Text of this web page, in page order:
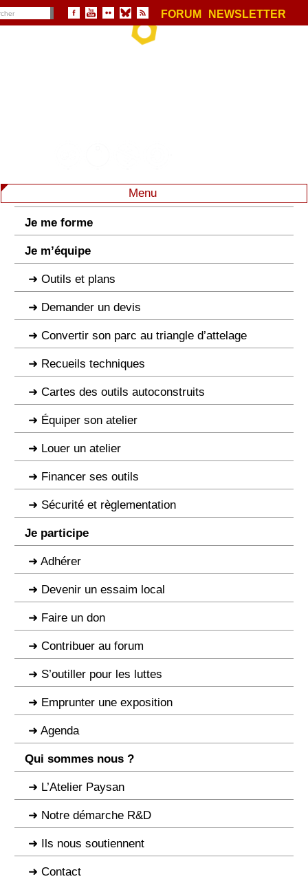
FORUM NEWSLETTER
Menu
Je me forme
Je m’équipe
Outils et plans
Demander un devis
Convertir son parc au triangle d’attelage
Recueils techniques
Cartes des outils autoconstruits
Équiper son atelier
Louer un atelier
Financer ses outils
Sécurité et règlementation
Je participe
Adhérer
Devenir un essaim local
Faire un don
Contribuer au forum
S’outiller pour les luttes
Emprunter une exposition
Agenda
Qui sommes nous ?
L’Atelier Paysan
Notre démarche R&D
Ils nous soutiennent
Contact